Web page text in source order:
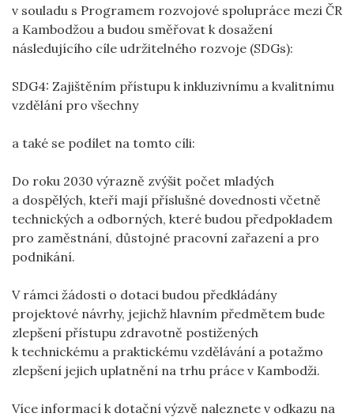
v souladu s Programem rozvojové spolupráce mezi ČR
a Kambodžou a budou směřovat k dosažení
následujícího cíle udržitelného rozvoje (SDGs):
SDG4: Zajištěním přístupu k inkluzivnímu a kvalitnímu
vzdělání pro všechny
a také se podílet na tomto cíli:
Do roku 2030 výrazně zvýšit počet mladých
a dospělých, kteří mají příslušné dovednosti včetně
technických a odborných, které budou předpokladem
pro zaměstnání, důstojné pracovní zařazení a pro
podnikání.
V rámci žádosti o dotaci budou předkládány
projektové návrhy, jejichž hlavním předmětem bude
zlepšení přístupu zdravotně postižených
k technickému a praktickému vzdělávání a potažmo
zlepšení jejich uplatnění na trhu práce v Kambodži.
Více informací k dotační výzvě naleznete v odkazu na